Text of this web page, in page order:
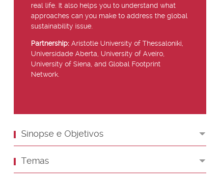
real life. It also helps you to understand what
approaches can you make to address the global
sustainability issue.
Partnership: Aristotle University of Thessaloniki,
Universidade Aberta, University of Aveiro,
University of Siena, and Global Footprint
Network.
Sinopse e Objetivos
Temas